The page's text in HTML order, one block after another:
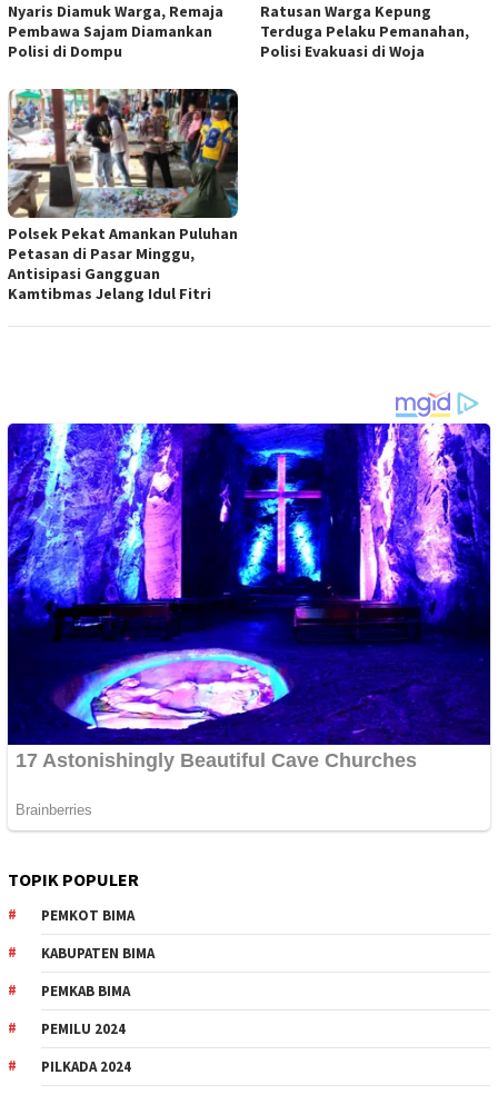
Nyaris Diamuk Warga, Remaja
Pembawa Sajam Diamankan
Polisi di Dompu
Ratusan Warga Kepung
Terduga Pelaku Pemanahan,
Polisi Evakuasi di Woja
Polsek Pekat Amankan Puluhan
Petasan di Pasar Minggu,
Antisipasi Gangguan
Kamtibmas Jelang Idul Fitri
TOPIK POPULER
PEMKOT BIMA
KABUPATEN BIMA
PEMKAB BIMA
PEMILU 2024
PILKADA 2024